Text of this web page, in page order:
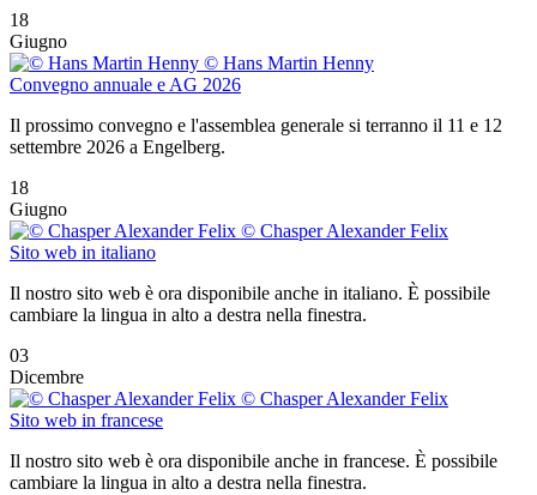
18
Giugno
© Hans Martin Henny
Convegno annuale e AG 2026
Il prossimo convegno e l'assemblea generale si terranno il 11 e 12
settembre 2026 a Engelberg.
18
Giugno
© Chasper Alexander Felix
Sito web in italiano
Il nostro sito web è ora disponibile anche in italiano. È possibile
cambiare la lingua in alto a destra nella finestra.
03
Dicembre
© Chasper Alexander Felix
Sito web in francese
Il nostro sito web è ora disponibile anche in francese. È possibile
cambiare la lingua in alto a destra nella finestra.